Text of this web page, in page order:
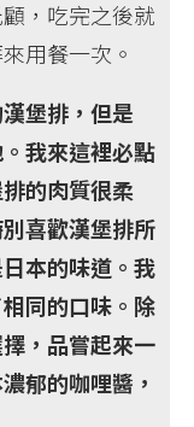
，吃完之後就
用餐一次。
堡排，但是
我來這裡必點
的肉質很柔
喜歡漢堡排所
本的味道。我
同的口味。除
，品嘗起來一
郁的咖哩醬，